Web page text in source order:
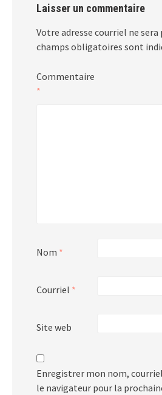
Laisser un commentaire
Votre adresse courriel ne sera
champs obligatoires sont
Commentaire
*
Nom *
Courriel *
Site web
Enregistrer mon nom,
le navigateur pour la